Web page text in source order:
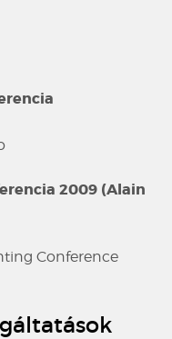
2009 (Alain